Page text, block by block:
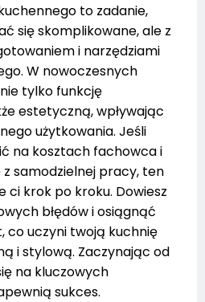
to zadanie,
się skomplikowane, ale z
i narzędziami
W nowoczesnych
tylko funkcję
estetyczną, wpływając
użytkowania. Jeśli
na kosztach fachowca i
samodzielnej pracy, ten
ci krok po kroku. Dowiesz
błędów i osiągnąć
co uczyni twoją kuchnię
i stylową. Zaczynając od
na kluczowych
sukces.